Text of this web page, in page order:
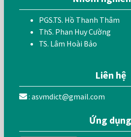
PGS.TS. Hồ Thanh Thâm
ThS. Phan Huy Cường
TS. Lâm Hoài Bảo
Liên hệ
: asvmdict@gmail.com
Ứng dụng